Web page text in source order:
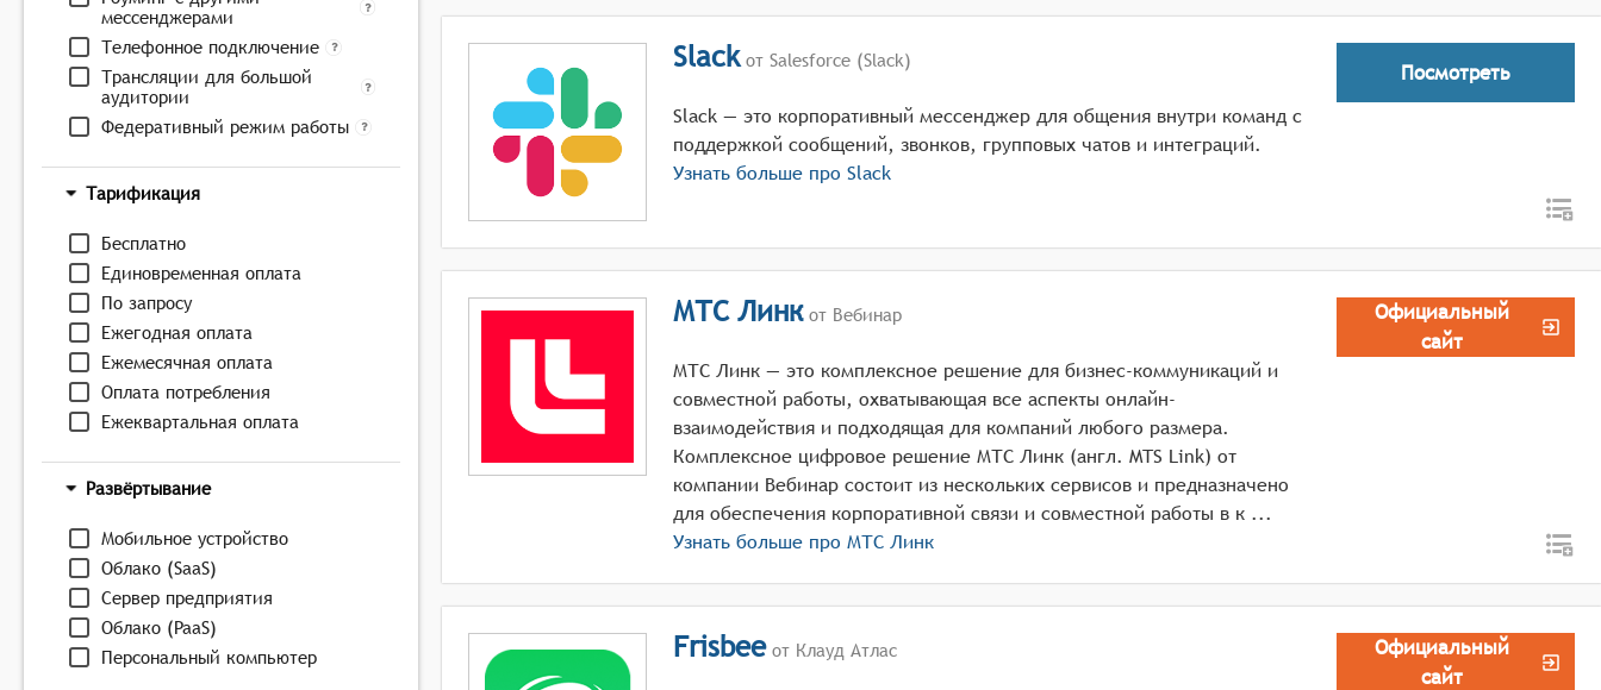
мессенджерами
Телефонное подключение
Трансляции для большой
аудитории
Федеративный режим работы
Тарификация
Бесплатно
Единовременная оплата
По запросу
Ежегодная оплата
Ежемесячная оплата
Оплата потребления
Ежеквартальная оплата
Развёртывание
Мобильное устройство
Облако (SaaS)
Сервер предприятия
Облако (PaaS)
Персональный компьютер
Slackот Salesforce (Slack)
Slack — это корпоративный мессенджер для общения внутри команд с
поддержкой сообщений, звонков, групповых чатов и интеграций.
Узнать больше про Slack
Посмотреть
МТС Линкот Вебинар
МТС Линк — это комплексное решение для бизнес-коммуникаций и
совместной работы, охватывающая все аспекты онлайн-
взаимодействия и подходящая для компаний любого размера.
Комплексное цифровое решение МТС Линк (англ. MTS Link) от
компании Вебинар состоит из нескольких сервисов и предназначено
для обеспечения корпоративной связи и совместной работы в к ...
Узнать больше про МТС Линк
Официальный
сайт
Frisbeeот Клауд Атлас
Официальный
сайт